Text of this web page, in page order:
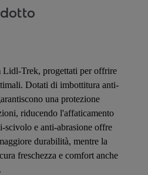
Lidl-Trek, progettati per offrire
Dotati di imbottitura anti-
una protezione
riducendo l'affaticamento
scivolo e anti-abrasione offre
durabilità, mentre la
freschezza e comfort anche